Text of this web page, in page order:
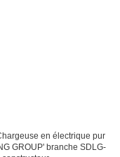
en électrique pur
GROUP' branche SDLG-